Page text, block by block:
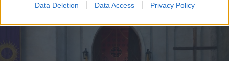
Data Deletion Data Access Privacy Policy